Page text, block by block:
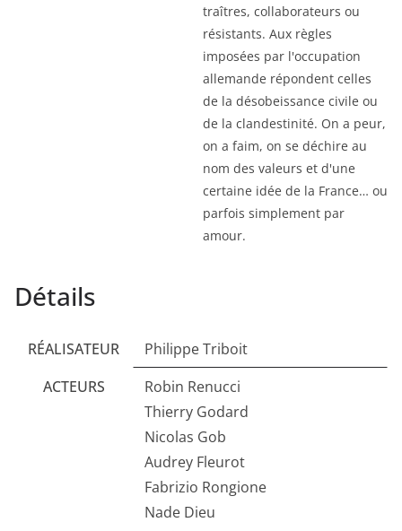
traîtres, collaborateurs ou
résistants. Aux règles
imposées par l'occupation
allemande répondent celles
de la désobeissance civile ou
de la clandestinité. On a peur,
on a faim, on se déchire au
nom des valeurs et d'une
certaine idée de la France… ou
parfois simplement par
amour.
Détails
RÉALISATEUR
Philippe Triboit
ACTEURS
Robin Renucci
Thierry Godard
Nicolas Gob
Audrey Fleurot
Fabrizio Rongione
Nade Dieu